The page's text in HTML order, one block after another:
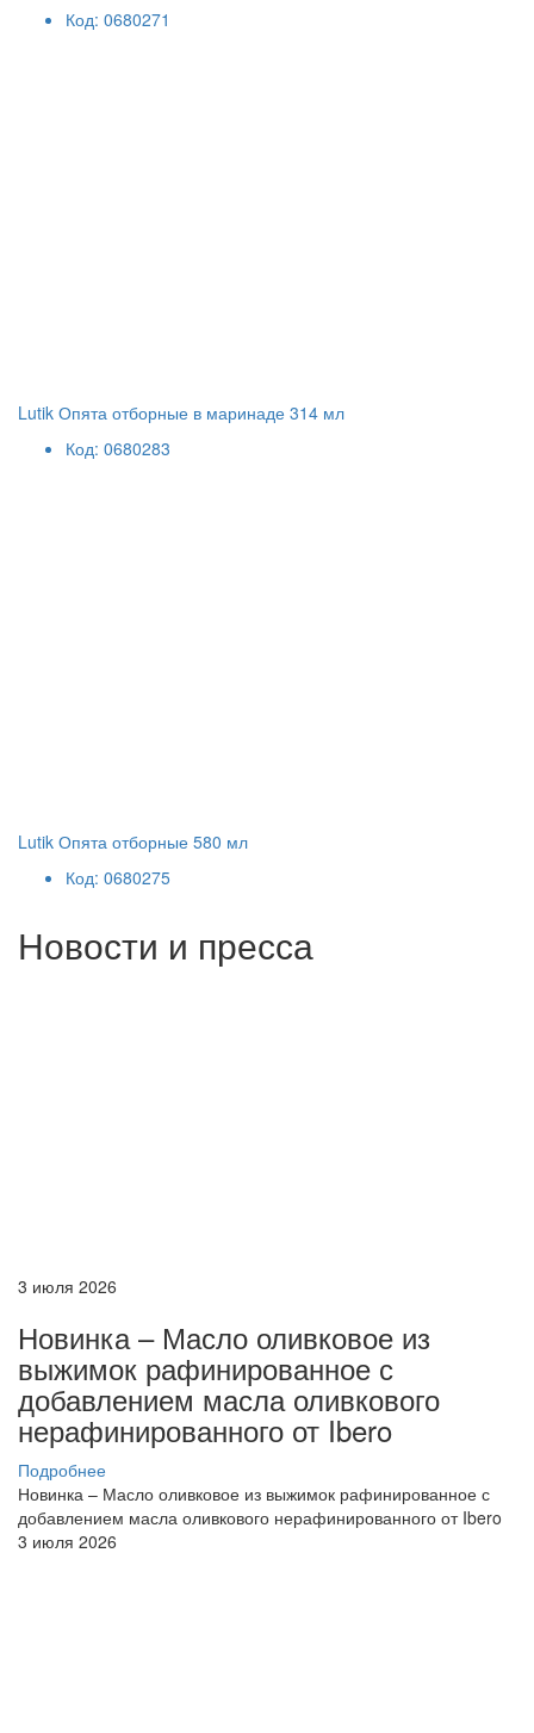
Код: 0680271
Lutik Опята отборные в маринаде 314 мл
Код: 0680283
Lutik Опята отборные 580 мл
Код: 0680275
Новости и пресса
3 июля 2026
Новинка – Масло оливковое из
выжимок рафинированное с
добавлением масла оливкового
нерафинированного от Ibero
Подробнее
Новинка – Масло оливковое из выжимок рафинированное с
добавлением масла оливкового нерафинированного от Ibero
3 июля 2026